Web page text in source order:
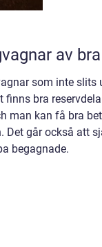
av
som inte slits
bra
man kan få bra
Det går också att
begagnade.